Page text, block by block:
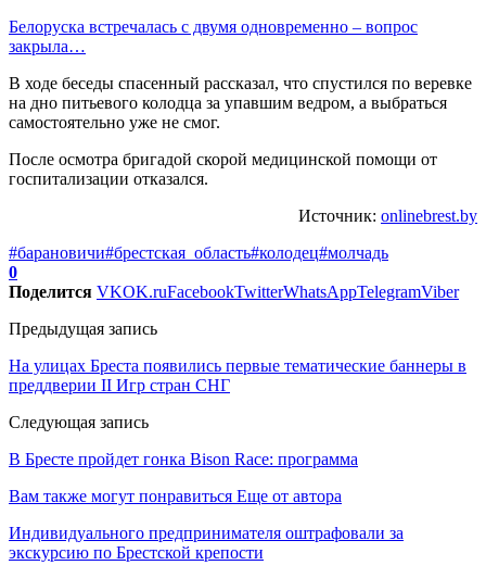
Белоруска встречалась с двумя одновременно – вопрос
закрыла…
В ходе беседы спасенный рассказал, что спустился по веревке
на дно питьевого колодца за упавшим ведром, а выбраться
самостоятельно уже не смог.
После осмотра бригадой скорой медицинской помощи от
госпитализации отказался.
Источник: onlinebrest.by
#барановичи#брестская_область#колодец#молчадь
0
Поделится VKOK.ruFacebookTwitterWhatsAppTelegramViber
Предыдущая запись
На улицах Бреста появились первые тематические баннеры в
преддверии II Игр стран СНГ
Следующая запись
В Бресте пройдет гонка Bison Race: программа
Вам также могут понравиться Еще от автора
Индивидуального предпринимателя оштрафовали за
экскурсию по Брестской крепости